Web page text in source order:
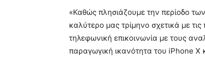
«Καθώς πλησιάζουμε την περίοδο
καλύτερο μας τρίμηνο σχετικά με
τηλεφωνική επικοινωνία με τους
παραγωγική ικανότητα του iPhone X